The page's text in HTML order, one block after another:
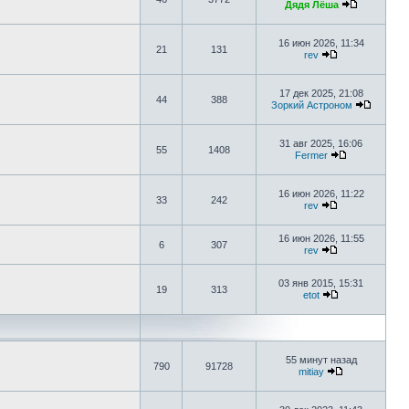
Дядя Лёша
21 131
16 июн 2026, 11:34
rev
44 388
17 дек 2025, 21:08
Зоркий Астроном
55 1408
31 авг 2025, 16:06
Fermer
33 242
16 июн 2026, 11:22
rev
6 307
16 июн 2026, 11:55
rev
19 313
03 янв 2015, 15:31
etot
790 91728
55 минут назад
mitiay